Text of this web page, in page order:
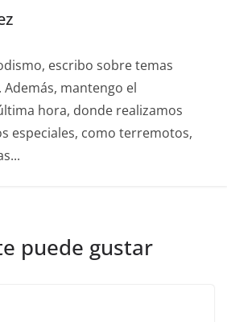
escribo sobre temas
mantengo el
hora, donde realizamos
especiales, como terremotos,
puede gustar